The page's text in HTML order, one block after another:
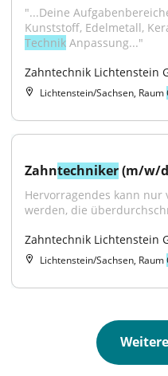
"...Deine
Technik Anpassung..."
Zahntechnik Lichtenstein
Lichtenstein/Sachsen, Raum
Zahntechniker (m/w/
Hervorragendes kann
werden, die
Zahntechnik Lichtenstein
Lichtenstein/Sachsen, Raum